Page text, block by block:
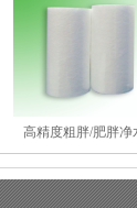
高精度粗胖/肥胖净